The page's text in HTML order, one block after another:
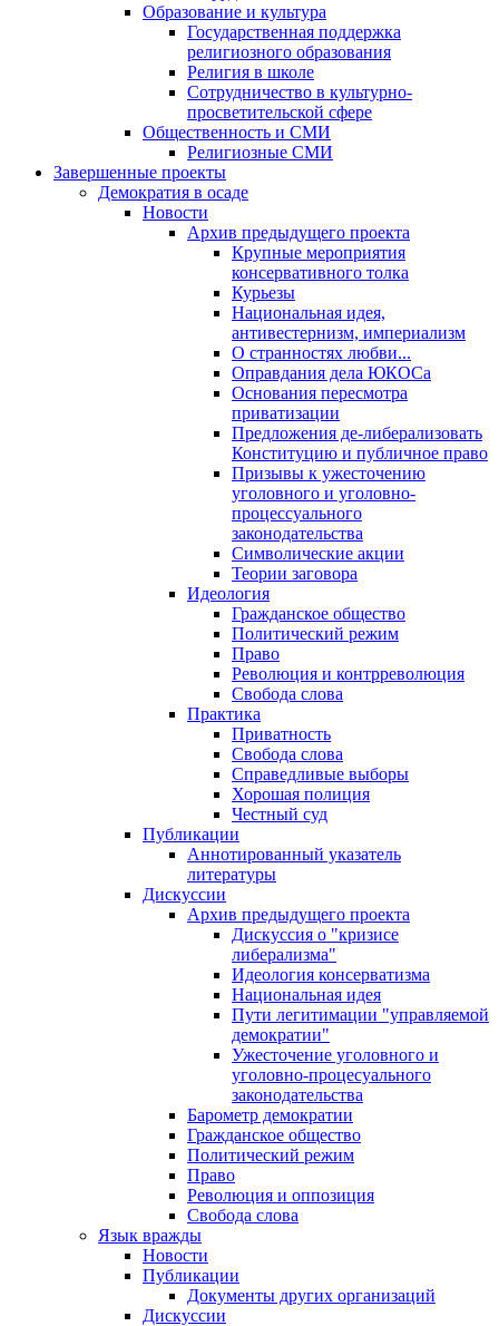
Образование и культура
Государственная поддержка
религиозного образования
Религия в школе
Сотрудничество в культурно-
просветительской сфере
Общественность и СМИ
Религиозные СМИ
Завершенные проекты
Демократия в осаде
Новости
Архив предыдущего проекта
Крупные мероприятия
консервативного толка
Курьезы
Национальная идея,
антивестернизм, империализм
О странностях любви...
Оправдания дела ЮКОСа
Основания пересмотра
приватизации
Предложения де-либерализовать
Конституцию и публичное право
Призывы к ужесточению
уголовного и уголовно-
процессуального
законодательства
Символические акции
Теории заговора
Идеология
Гражданское общество
Политический режим
Право
Революция и контрреволюция
Свобода слова
Практика
Приватность
Свобода слова
Справедливые выборы
Хорошая полиция
Честный суд
Публикации
Аннотированный указатель
литературы
Дискуссии
Архив предыдущего проекта
Дискуссия о "кризисе
либерализма"
Идеология консерватизма
Национальная идея
Пути легитимации "управляемой
демократии"
Ужесточение уголовного и
уголовно-процесуального
законодательства
Барометр демократии
Гражданское общество
Политический режим
Право
Революция и оппозиция
Свобода слова
Язык вражды
Новости
Публикации
Документы других организаций
Дискуссии